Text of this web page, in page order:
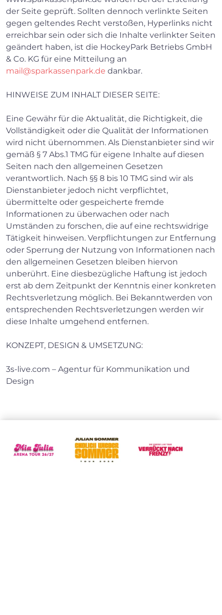
der Seite geprüft. Sollten dennoch verlinkte Seiten
gegen geltendes Recht verstoßen, Hyperlinks nicht
erreichbar sein oder sich die Inhalte verlinkter Seiten
geändert haben, ist die HockeyPark Betriebs GmbH
& Co. KG für eine Mitteilung an
mail@sparkassenpark.de dankbar.
HINWEISE ZUM INHALT DIESER SEITE:
Eine Gewähr für die Aktualität, die Richtigkeit, die
Vollständigkeit oder die Qualität der Informationen
wird nicht übernommen. Als Dienstanbieter sind wir
gemäß § 7 Abs.1 TMG für eigene Inhalte auf diesen
Seiten nach den allgemeinen Gesetzen
verantwortlich. Nach §§ 8 bis 10 TMG sind wir als
Dienstanbieter jedoch nicht verpflichtet,
übermittelte oder gespeicherte fremde
Informationen zu überwachen oder nach
Umständen zu forschen, die auf eine rechtswidrige
Tätigkeit hinweisen. Verpflichtungen zur Entfernung
oder Sperrung der Nutzung von Informationen nach
den allgemeinen Gesetzen bleiben hiervon
unberührt. Eine diesbezügliche Haftung ist jedoch
erst ab dem Zeitpunkt der Kenntnis einer konkreten
Rechtsverletzung möglich. Bei Bekanntwerden von
entsprechenden Rechtsverletzungen werden wir
diese Inhalte umgehend entfernen.
KONZEPT, DESIGN & UMSETZUNG:
3s-live.com – Agentur für Kommunikation und
Design
×